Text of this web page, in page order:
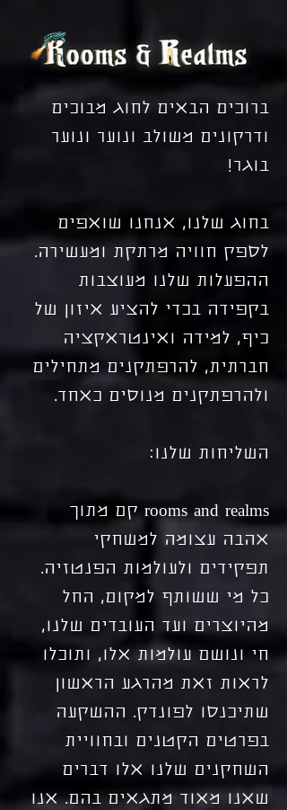
ברוכים הבאים לחוג מבוכים
ודרקונים משולב ונוער ונוער
בוגר!
בחוג שלנו, אנחנו שואפים
לספק חוויה מרתקת ומעשירה.
ההפעלות שלנו מעוצבות
בקפידה בכדי להציע איזון של
כיף, למידה ואינטראקציה
חברתית, להרפתקנים מתחילים
ולהרפתקנים מנוסים כאחד.
השליחות שלנו:
rooms and realms קם מתוך
אהבה עצומה למשחקי
תפקידים ולעולמות הפנטזיה.
כל מי ששותף למקום, החל
מהיוצרים ועד העובדים שלנו,
חי ונושם עולמות אלו, ותוכלו
לראות זאת מהרגע הראשון
שתיכנסו לפונדק. ההשקעה
בפרטים הקטנים ובחוויית
השחקנים שלנו אלו דברים
שאנו מאוד מתגאים בהם. אנו